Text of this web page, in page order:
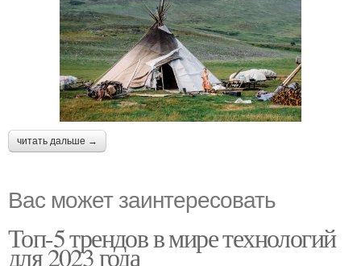
читать дальше →
Вас может заинтересовать
Топ-5 трендов в мире технологий
для 2023 года